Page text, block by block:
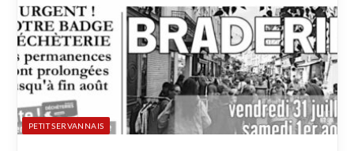
PETIT SERVANNAIS